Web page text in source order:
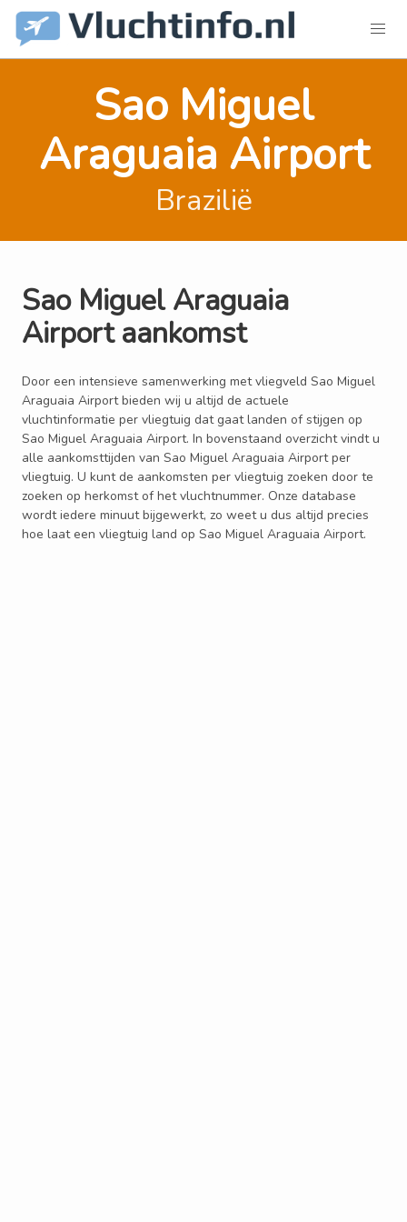
Sao Miguel
Araguaia Airport
Brazilië
Sao Miguel Araguaia
Airport aankomst
Door een intensieve samenwerking met vliegveld Sao Miguel
Araguaia Airport bieden wij u altijd de actuele
vluchtinformatie per vliegtuig dat gaat landen of stijgen op
Sao Miguel Araguaia Airport. In bovenstaand overzicht vindt u
alle aankomsttijden van Sao Miguel Araguaia Airport per
vliegtuig. U kunt de aankomsten per vliegtuig zoeken door te
zoeken op herkomst of het vluchtnummer. Onze database
wordt iedere minuut bijgewerkt, zo weet u dus altijd precies
hoe laat een vliegtuig land op Sao Miguel Araguaia Airport.